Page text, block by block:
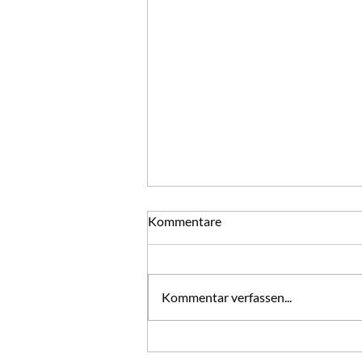
Gute Nachsätze
Gute Vorsätze mögen Sie morgen
Gute Nachsätze sollten Sie heute
fassen. Mit ihnen könnte sich ein
Kommentare
Kommentar verfassen...